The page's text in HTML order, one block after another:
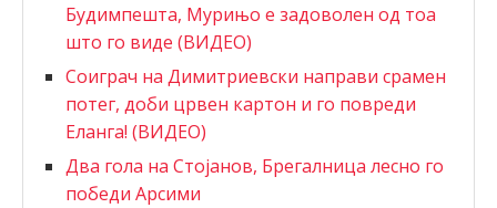
Будимпешта, Мурињо е задоволен од тоа
што го виде (ВИДЕО)
Соиграч на Димитриевски направи срамен
потег, доби црвен картон и го повреди
Еланга! (ВИДЕО)
Два гола на Стојанов, Брегалница лесно го
победи Арсими